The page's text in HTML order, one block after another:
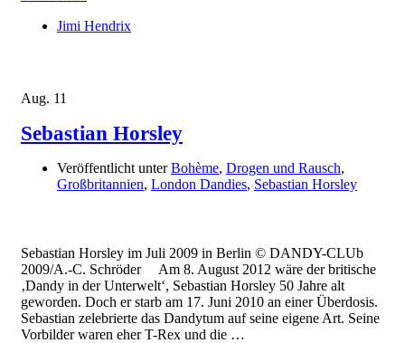
Jimi Hendrix
Aug. 11
Sebastian Horsley
Veröffentlicht unterBohème, Drogen und Rausch,
Großbritannien, London Dandies, Sebastian Horsley
Sebastian Horsley im Juli 2009 in Berlin © DANDY-CLUb
2009/A.-C. Schröder Am 8. August 2012 wäre der britische
‚Dandy in der Unterwelt‘, Sebastian Horsley 50 Jahre alt
geworden. Doch er starb am 17. Juni 2010 an einer Überdosis.
Sebastian zelebrierte das Dandytum auf seine eigene Art. Seine
Vorbilder waren eher T-Rex und die …